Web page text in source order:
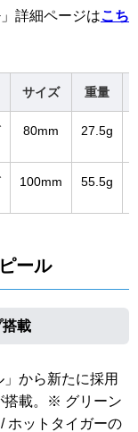
詳細ページはこち
サイズ 重量
80mm 27.5g
100mm 55.5g
ール
載
から新たに採用
搭載。※ グリーン
ホットタイガーの